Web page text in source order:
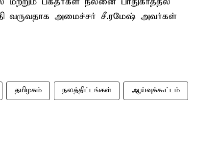
வருவதாக அமைச்சர் சீ.ரமேஷ் அவர்கள்
தமிழகம் நலத்திட்டங்கள் ஆய்வுக்கூட்டம்